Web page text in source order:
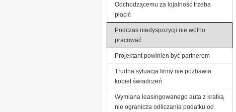
Odchodzącemu za lojalność trzeba
płacić
Podczas niedyspozycji nie wolno
pracować
Projektant powinien być partnerem
Trudna sytuacja firmy nie pozbawia
kobiet świadczeń
Wymiana leasingowanego auta z kratką
nie ogranicza odliczania podatku od